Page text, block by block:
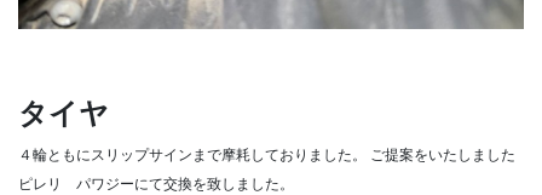
タイヤ
４輪ともにスリップサインまで摩耗しておりました。
ご提案をいたしました
ピレリ パワジーにて交換を致しました。